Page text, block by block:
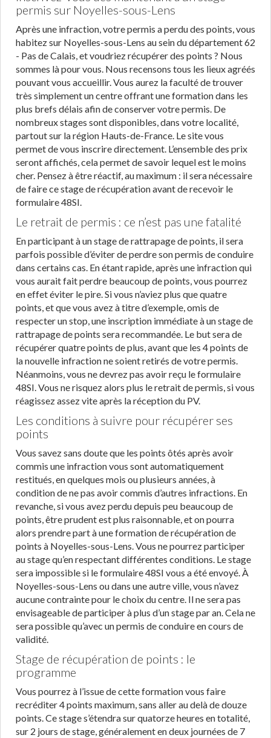
permis sur Noyelles-sous-Lens
Après une infraction, votre permis a perdu des points, vous
habitez sur Noyelles-sous-Lens au sein du département 62
- Pas de Calais, et voudriez récupérer des points ? Nous
sommes là pour vous. Nous recensons tous les lieux agréés
pouvant vous accueillir. Vous aurez la faculté de trouver
très simplement un centre offrant une formation dans les
plus brefs délais afin de conserver votre permis. De
nombreux stages sont disponibles, dans votre localité,
partout sur la région Hauts-de-France. Le site vous
permet de vous inscrire directement. L’ensemble des prix
seront affichés, cela permet de savoir lequel est le moins
cher. Pensez à être réactif, au maximum : il sera nécessaire
de faire ce stage de récupération avant de recevoir le
formulaire 48SI.
Le retrait de permis : ce n’est pas une fatalité
En participant à un stage de rattrapage de points, il sera
parfois possible d’éviter de perdre son permis de conduire
dans certains cas. En étant rapide, après une infraction qui
vous aurait fait perdre beaucoup de points, vous pourrez
en effet éviter le pire. Si vous n’aviez plus que quatre
points, et que vous avez à titre d’exemple, omis de
respecter un stop, une inscription immédiate à un stage de
rattrapage de points sera recommandée. Le but sera de
récupérer quatre points de plus, avant que les 4 points de
la nouvelle infraction ne soient retirés de votre permis.
Néanmoins, vous ne devrez pas avoir reçu le formulaire
48SI. Vous ne risquez alors plus le retrait de permis, si vous
réagissez assez vite après la réception du PV.
Les conditions à suivre pour récupérer ses
points
Vous savez sans doute que les points ôtés après avoir
commis une infraction vous sont automatiquement
restitués, en quelques mois ou plusieurs années, à
condition de ne pas avoir commis d’autres infractions. En
revanche, si vous avez perdu depuis peu beaucoup de
points, être prudent est plus raisonnable, et on pourra
alors prendre part à une formation de récupération de
points à Noyelles-sous-Lens. Vous ne pourrez participer
au stage qu’en respectant différentes conditions. Le stage
sera impossible si le formulaire 48SI vous a été envoyé. À
Noyelles-sous-Lens ou dans une autre ville, vous n’avez
aucune contrainte pour le choix du centre. Il ne sera pas
envisageable de participer à plus d’un stage par an. Cela ne
sera possible qu’avec un permis de conduire en cours de
validité.
Stage de récupération de points : le
programme
Vous pourrez à l’issue de cette formation vous faire
recréditer 4 points maximum, sans aller au delà de douze
points. Ce stage s’étendra sur quatorze heures en totalité,
sur 2 jours de stage, généralement en deux journées de 7